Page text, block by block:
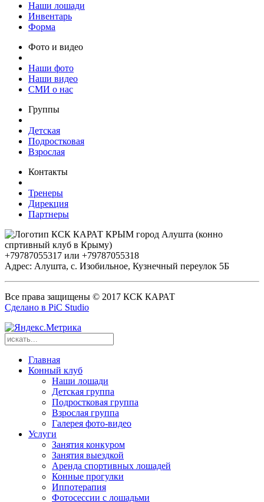
Наши лошади
Инвентарь
Форма
Фото и видео
Наши фото
Наши видео
СМИ о нас
Группы
Детская
Подростковая
Взрослая
Контакты
Тренеры
Дирекция
Партнеры
+79787055317 или +79787055318
Адрес: Алушта, с. Изобильное, Кузнечный переулок 5Б
Все права защищены © 2017 КСК КАРАТ
Сделано в PiC Studio
Главная
Конный клуб
Наши лошади
Детская группа
Подростковая группа
Взрослая группа
Галерея фото-видео
Услуги
Занятия конкуром
Занятия выездкой
Аренда спортивных лошадей
Конные прогулки
Иппотерапия
Фотосессии с лошадьми